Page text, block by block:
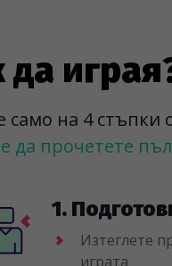
да
само на 4
да прочетете
1.
Изтеглете
играта